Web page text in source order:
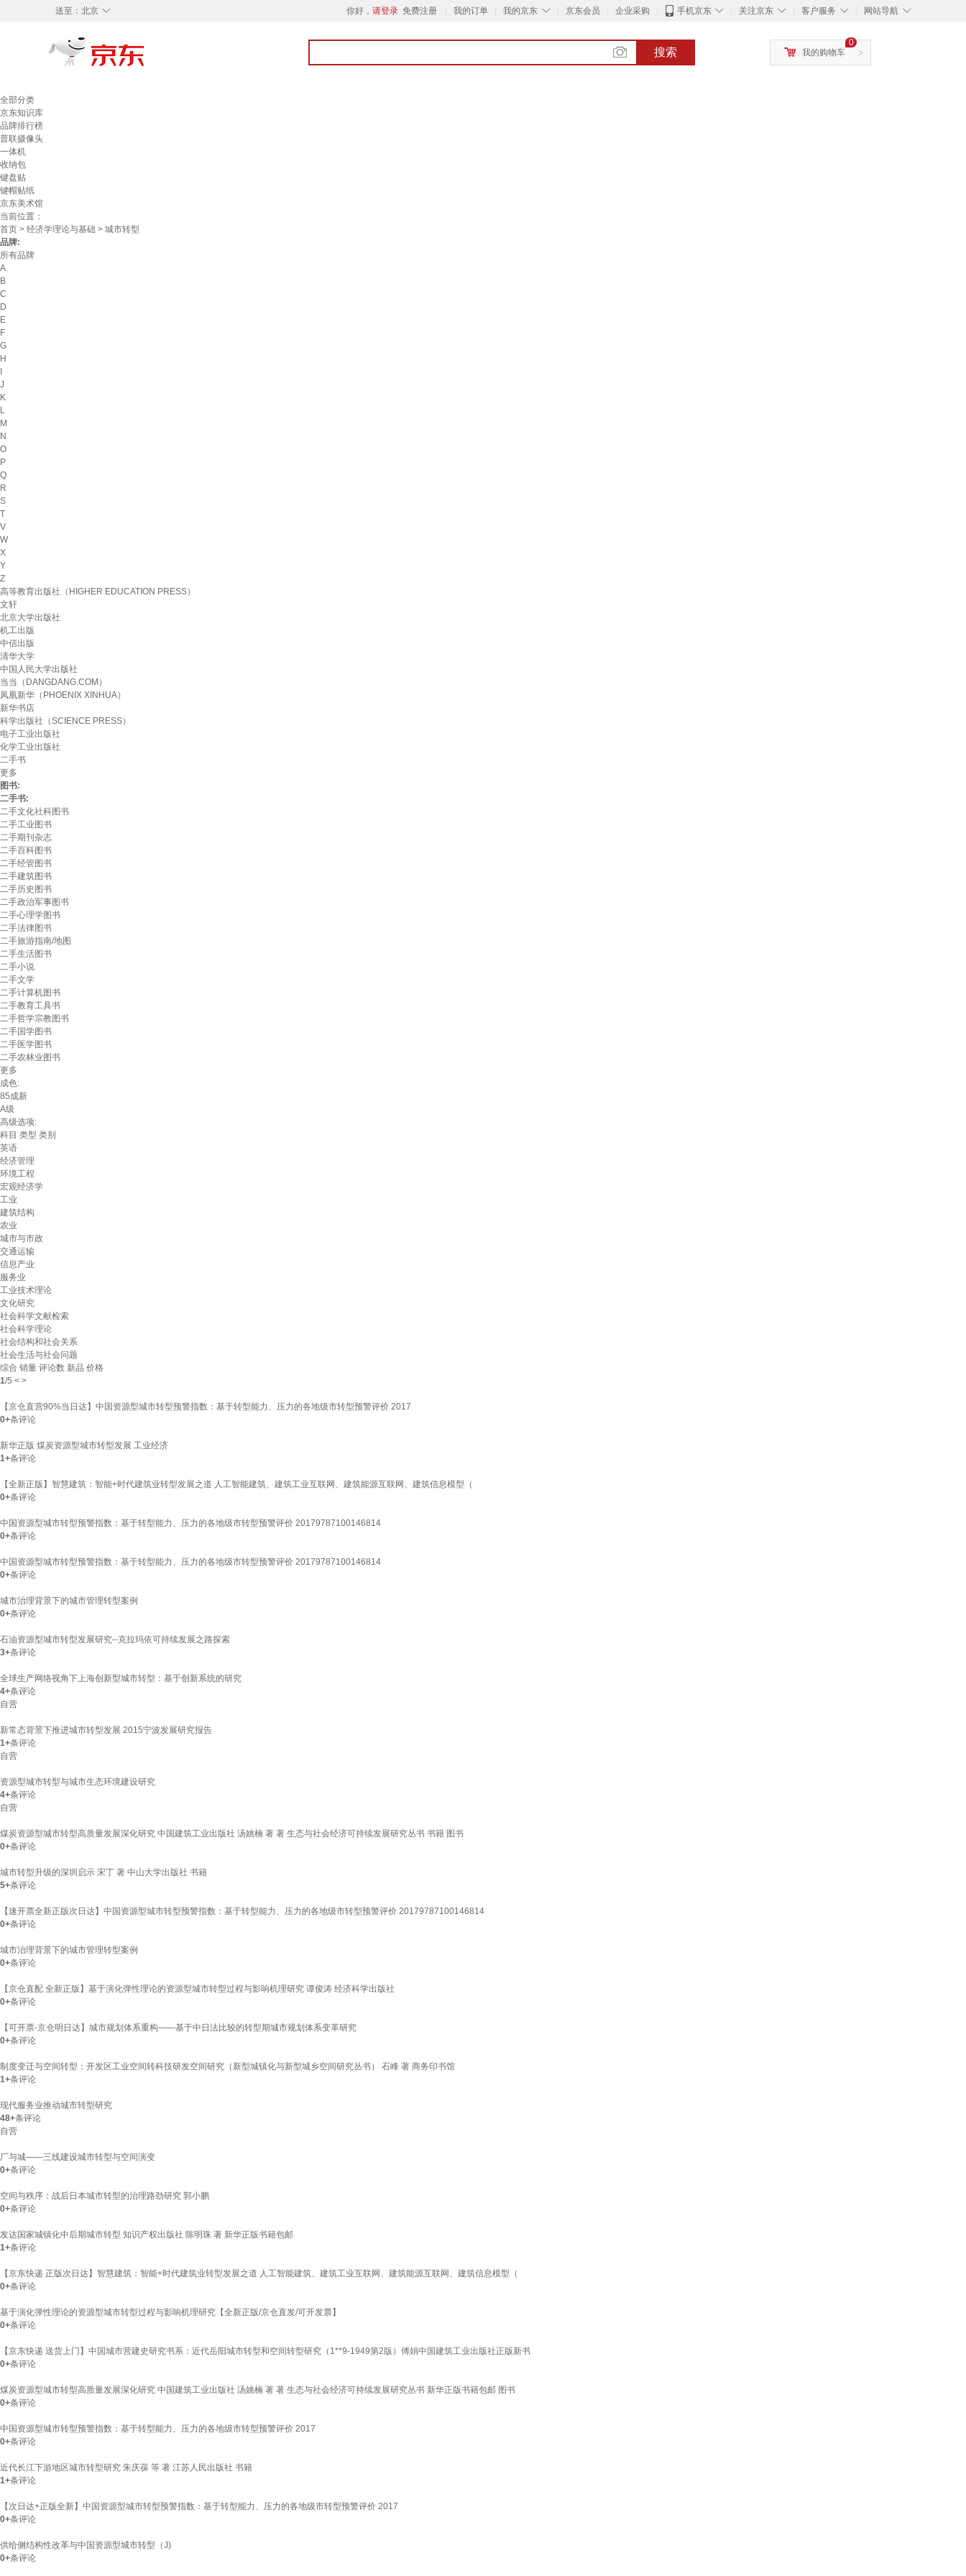
◇
送至： 北京 你好， 请登录 免费注册 我的订单 ◇
我的京东 京东会员 企业采购 ◇
手机京东 ◇
关注京东 ◇
客户服务 ◇
网站导航
搜索 >
0
我的购物车
全部分类
京东知识库
品牌排行榜
普联摄像头
一体机
收纳包
键盘贴
键帽贴纸
京东美术馆
当前位置：
首页 > 经济学理论与基础 > 城市转型
品牌:
所有品牌
A
B
C
D
E
F
G
H
J
K
L
M
N
O
P
Q
R
S
T
V
W
X
Y
Z
高等教育出版社（HIGHER EDUCATION PRESS）
文轩
北京大学出版社
机工出版
中信出版
清华大学
中国人民大学出版社
当当（DANGDANG.COM）
凤凰新华（PHOENIX XINHUA）
新华书店
科学出版社（SCIENCE PRESS）
电子工业出版社
化学工业出版社
二手书
更多
图书:
二手书:
二手文化社科图书
二手工业图书
二手期刊杂志
二手百科图书
二手经管图书
二手建筑图书
二手历史图书
二手政治军事图书
二手心理学图书
二手法律图书
二手旅游指南/地图
二手生活图书
二手小说
二手文学
二手计算机图书
二手教育工具书
二手哲学宗教图书
二手国学图书
二手医学图书
二手农林业图书
更多
成色:
85成新
A级
高级选项:
科目 类型 类别
英语
经济管理
环境工程
宏观经济学
工业
建筑结构
农业
城市与市政
交通运输
信息产业
服务业
工业技术理论
文化研究
社会科学文献检索
社会科学理论
社会结构和社会关系
社会生活与社会问题
综合 销量 评论数 新品 价格
1/5 < >
【京仓直营90%当日达】中国资源型城市转型预警指数：基于转型能力、压力的各地级市转型预警评价 2017
0+条评论
新华正版 煤炭资源型城市转型发展 工业经济
1+条评论
【全新正版】智慧建筑：智能+时代建筑业转型发展之道 人工智能建筑、建筑工业互联网、建筑能源互联网、建筑信息模型（
0+条评论
中国资源型城市转型预警指数：基于转型能力、压力的各地级市转型预警评价 20179787100146814
0+条评论
中国资源型城市转型预警指数：基于转型能力、压力的各地级市转型预警评价 20179787100146814
0+条评论
城市治理背景下的城市管理转型案例
0+条评论
石油资源型城市转型发展研究--克拉玛依可持续发展之路探索
3+条评论
全球生产网络视角下上海创新型城市转型：基于创新系统的研究
4+条评论
自营
新常态背景下推进城市转型发展 2015宁波发展研究报告
1+条评论
自营
资源型城市转型与城市生态环境建设研究
4+条评论
自营
煤炭资源型城市转型高质量发展深化研究 中国建筑工业出版社 汤姚楠 著 著 生态与社会经济可持续发展研究丛书 书籍 图书
0+条评论
城市转型升级的深圳启示 宋丁 著 中山大学出版社 书籍
5+条评论
【速开票全新正版次日达】中国资源型城市转型预警指数：基于转型能力、压力的各地级市转型预警评价 20179787100146814
0+条评论
城市治理背景下的城市管理转型案例
0+条评论
【京仓直配 全新正版】基于演化弹性理论的资源型城市转型过程与影响机理研究 谭俊涛 经济科学出版社
0+条评论
【可开票-京仓明日达】城市规划体系重构——基于中日法比较的转型期城市规划体系变革研究
0+条评论
制度变迁与空间转型：开发区工业空间转科技研发空间研究（新型城镇化与新型城乡空间研究丛书） 石峰 著 商务印书馆
1+条评论
现代服务业推动城市转型研究
48+条评论
自营
厂与城——三线建设城市转型与空间演变
0+条评论
空间与秩序：战后日本城市转型的治理路劲研究 郭小鹏
0+条评论
发达国家城镇化中后期城市转型 知识产权出版社 陈明珠 著 新华正版书籍包邮
1+条评论
【京东快递 正版次日达】智慧建筑：智能+时代建筑业转型发展之道 人工智能建筑、建筑工业互联网、建筑能源互联网、建筑信息模型（
0+条评论
基于演化弹性理论的资源型城市转型过程与影响机理研究【全新正版/京仓直发/可开发票】
0+条评论
【京东快递 送货上门】中国城市营建史研究书系：近代岳阳城市转型和空间转型研究（1**9-1949第2版）傅娟中国建筑工业出版社正版新书
0+条评论
煤炭资源型城市转型高质量发展深化研究 中国建筑工业出版社 汤姚楠 著 著 生态与社会经济可持续发展研究丛书 新华正版书籍包邮 图书
0+条评论
中国资源型城市转型预警指数：基于转型能力、压力的各地级市转型预警评价 2017
0+条评论
近代长江下游地区城市转型研究 朱庆葆 等 著 江苏人民出版社 书籍
1+条评论
【次日达+正版全新】中国资源型城市转型预警指数：基于转型能力、压力的各地级市转型预警评价 2017
0+条评论
供给侧结构性改革与中国资源型城市转型（J)
0+条评论